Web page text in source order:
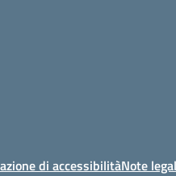
di accessibilitàNote